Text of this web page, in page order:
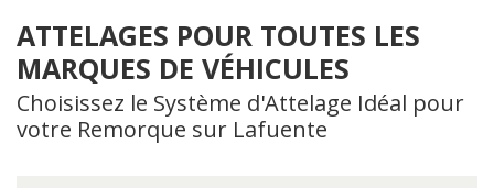
ATTELAGES POUR TOUTES LES
MARQUES DE VÉHICULES
Choisissez le Système d'Attelage Idéal pour
votre Remorque sur Lafuente